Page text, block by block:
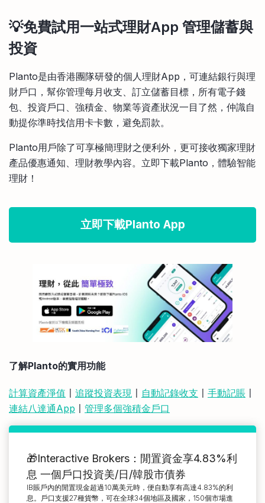
💡免費試用一站式理財App 管理儲蓄與
投資
Planto是由香港團隊研發的個人理財App，可連結銀行與理
財戶口，幫你管理每月收支、訂立儲蓄目標，所有電子錢
包、投資戶口、強積金、物業等資產狀況一目了然，仲識自
動提你準時找信用卡卡數，避免罰款。
Planto用戶除了可享極簡理財之便利外，更可接收獨家理財
產品優惠通知、理財教學內容。立即下載Planto，體驗智能
理財！
立即下載Planto App
了解Planto的實用功能
計算資產淨值 〡 追蹤投資表現 〡 自動記錄收支 〡 手動記賬 〡
連結八達通App 〡 管理多個強積金戶口
🎁Interactive Brokers：閒置資金享4.83%利
息 一個戶口投資美/日/韓股市債券
IB賬戶內的閒置現金超過10萬美元時，便自動享有高達4.83%的利
息。戶口支援27種貨幣，可在全球34個地區及國家，150個市場進